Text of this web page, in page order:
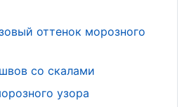
оттенок морозного
со скалами
узора